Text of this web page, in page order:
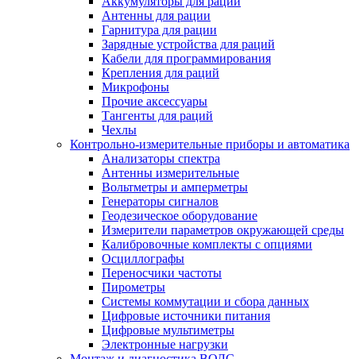
Антенны для рации
Гарнитура для рации
Зарядные устройства для раций
Кабели для программирования
Крепления для раций
Микрофоны
Прочие аксессуары
Тангенты для раций
Чехлы
Контрольно-измерительные приборы и автоматика
Анализаторы спектра
Антенны измерительные
Вольтметры и амперметры
Генераторы сигналов
Геодезическое оборудование
Измерители параметров окружающей среды
Калибровочные комплекты с опциями
Осциллографы
Переносчики частоты
Пирометры
Системы коммутации и сбора данных
Цифровые источники питания
Цифровые мультиметры
Электронные нагрузки